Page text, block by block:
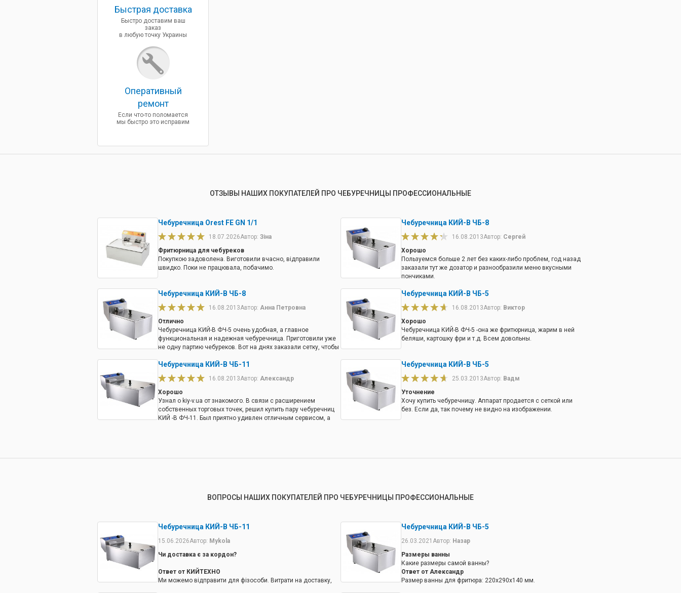
Быcтрая доставка
Быстро доставим ваш
заказ
в любую точку Украины
Оперативный
ремонт
Если что-то поломается
мы быстро это исправим
ОТЗЫВЫ НАШИХ ПОКУПАТЕЛЕЙ ПРО ЧЕБУРЕЧНИЦЫ ПРОФЕССИОНАЛЬНЫЕ
Чебуречница Orest FE GN 1/1
18.07.2026Автор: Зіна
Фритюрница для чебуреков
Покупкою задоволена. Виготовили вчасно, відправили
швидко. Поки не працювала, побачимо.
Чебуречница КИЙ-В ЧБ-8
16.08.2013Автор: Сергей
Хорошо
Пользуемся больше 2 лет без каких-либо проблем, год назад
заказали тут же дозатор и разнообразили меню вкусными
пончиками.
Чебуречница КИЙ-В ЧБ-8
16.08.2013Автор: Анна Петровна
Отлично
Чебуречница КИЙ-В ФЧ-5 очень удобная, а главное
функциональная и надежная чебуречница. Приготовили уже
не одну партию чебуреков. Вот на днях заказали сетку, чтобы
заявить, что никаких нареканий на оборудование нет.
Чебуречница КИЙ-В ЧБ-5
16.08.2013Автор: Виктор
Хорошо
Чебуречница КИЙ-В ФЧ-5 -она же фритюрница, жарим в ней
беляши, картошку фри и т.д. Всем довольны.
Чебуречница КИЙ-В ЧБ-11
16.08.2013Автор: Александр
Хорошо
Узнал о kiy-v.ua от знакомого. В связи с расширением
собственных торговых точек, решил купить пару чебуречниц
КИЙ -В ФЧ-11. Был приятно удивлен отличным сервисом, а
Чебуречница КИЙ-В ЧБ-5
25.03.2013Автор: Вадм
Уточнение
Хочу купить чебуречницу. Аппарат продается с сеткой или
без. Если да, так почему не видно на изображении.
ВОПРОСЫ НАШИХ ПОКУПАТЕЛЕЙ ПРО ЧЕБУРЕЧНИЦЫ ПРОФЕССИОНАЛЬНЫЕ
Чебуречница КИЙ-В ЧБ-11
15.06.2026Автор: Mykola
Чи доставка є за кордон?
Ответ от КИЙТЕХНО
Ми можемо відправити для фізособи. Витрати на доставку,
Чебуречница КИЙ-В ЧБ-5
26.03.2021 Автор: Назар
Размеры ванны
Какие размеры самой ванны?
Ответ от Александр
Размер ванны для фритюра: 220х290х140 мм.